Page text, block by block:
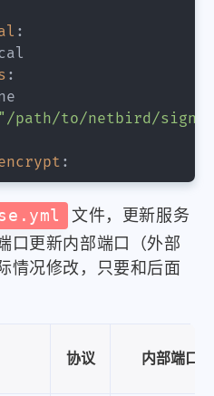
:
:
"/path/to/netbird/
:
文件，更新服务
口更新内部端口（外部
情况修改，只要和后面
协议 内部端口